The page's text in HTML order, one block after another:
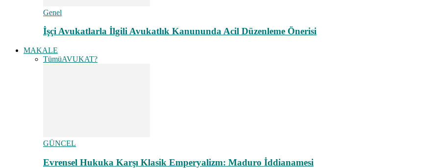
Genel
İşçi Avukatlarla İlgili Avukatlık Kanununda Acil Düzenleme Önerisi
MAKALE
TümüAVUKAT?
GÜNCEL
Evrensel Hukuka Karşı Klasik Emperyalizm: Maduro İddianamesi